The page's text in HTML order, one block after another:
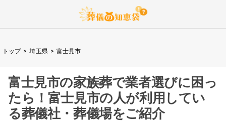
トップ > 埼玉県 > 富士見市
富士見市の家族葬で業者選びに困っ
たら！ 富士見市の人が利用してい
る葬儀社・葬儀場をご紹介